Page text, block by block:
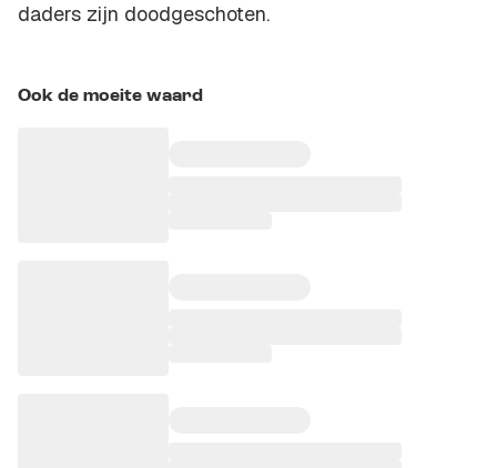
daders zijn doodgeschoten.
Ook de moeite waard